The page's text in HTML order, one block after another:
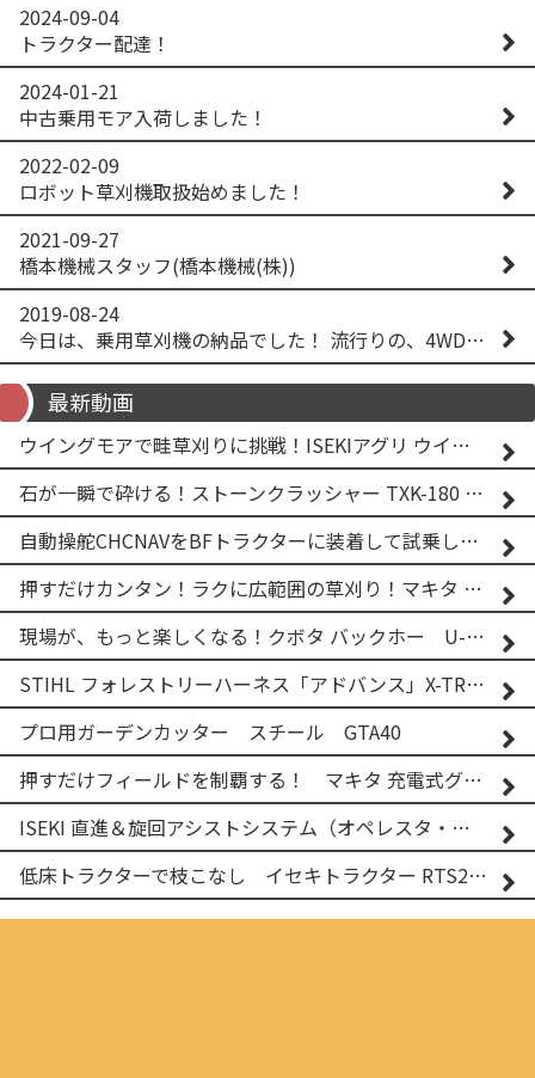
2024-09-04
トラクター配達！
2024-01-21
中古乗用モア入荷しました！
2022-02-09
ロボット草刈機取扱始めました！
2021-09-27
橋本機械スタッフ(橋本機械(株))
2019-08-24
今日は、乗用草刈機の納品でした！ 流行りの、4WD！ #イセキアグリ #オーレック #四駆 #増税間近
最新動画
ウイングモアで畦草刈りに挑戦！ISEKIアグリ ウイングモア WM746AF
石が一瞬で砕ける！ストーンクラッシャー TXK-180 実演
自動操舵CHCNAVをBFトラクターに装着して試乗してみた！！ CHCNAV NX610
押すだけカンタン！ラクに広範囲の草刈り！マキタ バッテリー式草刈り機 MUG001G 2
現場が、もっと楽しくなる！クボタ バックホー U-25-3A
STIHL フォレストリーハーネス「アドバンス」X-TREEm
プロ用ガーデンカッター スチール GTA40
押すだけフィールドを制覇する！ マキタ 充電式グランドトリマー MUG001G
ISEKI 直進＆旋回アシストシステム（オペレスタ・ターン）搭載 イセキ 乗用田植機 PRJ8D-ZJL
低床トラクターで枝こなし イセキトラクター RTS205NS & フレールモア FNC1202F